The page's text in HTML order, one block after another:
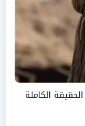
الكاملة